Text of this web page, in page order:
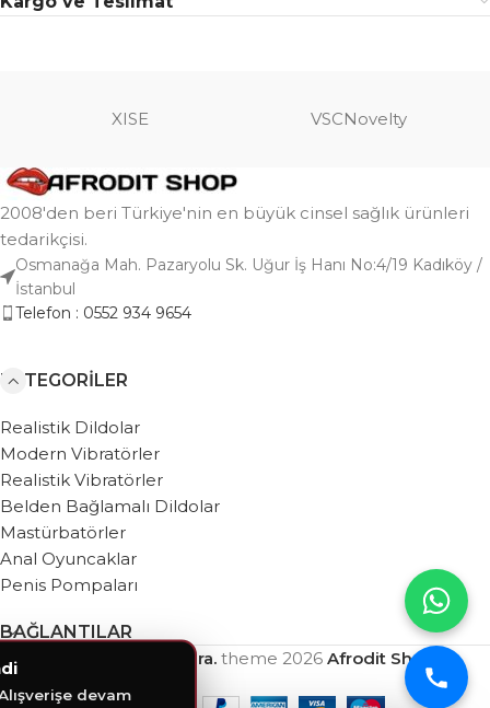
XISE VSCNovelty
2008'den beri Türkiye'nin en büyük cinsel sağlık ürünleri
tedarikçisi.
Osmanağa Mah. Pazaryolu Sk. Uğur İş Hanı No:4/19 Kadıköy /
İstanbul
Telefon : 0552 934 9654
KATEGORILER
Realistik Dildolar
Modern Vibratörler
Realistik Vibratörler
Belden Bağlamalı Dildolar
Mastürbatörler
Anal Oyuncaklar
Penis Pompaları
BAĞLANTILAR
WebZera. theme 2026 Afrodit Shop
devam